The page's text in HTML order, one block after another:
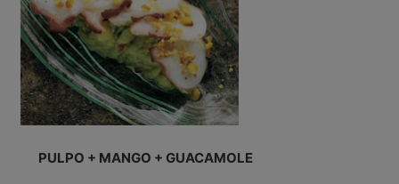
PULPO + MANGO + GUACAMOLE